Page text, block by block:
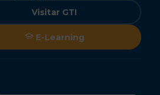
Visitar GTI
E-Learning